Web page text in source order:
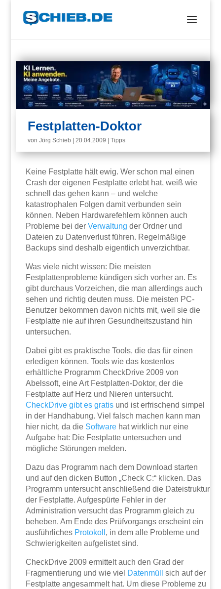
Festplatten-Doktor
vonJörg Schieb |20.04.2009 |Tipps
Keine Festplatte hält ewig. Wer schon mal einen
Crash der eigenen Festplatte erlebt hat, weiß wie
schnell das gehen kann – und welche
katastrophalen Folgen damit verbunden sein
können. Neben Hardwarefehlern können auch
Probleme bei derVerwaltung der Ordner und
Dateien zu Datenverlust führen. Regelmäßige
Backups sind deshalb eigentlich unverzichtbar.
Was viele nicht wissen: Die meisten
Festplattenprobleme kündigen sich vorher an. Es
gibt durchaus Vorzeichen, die man allerdings auch
sehen und richtig deuten muss. Die meisten PC-
Benutzer bekommen davon nichts mit, weil sie die
Festplatte nie auf ihren Gesundheitszustand hin
untersuchen.
Dabei gibt es praktische Tools, die das für einen
erledigen können. Tools wie das kostenlos
erhältliche Programm CheckDrive 2009 von
Abelssoft, eine Art Festplatten-Doktor, der die
Festplatte auf Herz und Nieren untersucht.
CheckDrive gibt es gratis und ist erfrischend simpel
in der Handhabung. Viel falsch machen kann man
hier nicht, da die Software hat wirklich nur eine
Aufgabe hat: Die Festplatte untersuchen und
mögliche Störungen melden.
Dazu das Programm nach dem Download starten
und auf den dicken Button „Check C:“ klicken. Das
Programm untersucht anschließend die Dateistruktur
der Festplatte. Aufgespürte Fehler in der
Administration versucht das Programm gleich zu
beheben. Am Ende des Prüfvorgangs erscheint ein
ausführliches Protokoll , in dem alle Probleme und
Schwierigkeiten aufgelistet sind.
CheckDrive 2009 ermittelt auch den Grad der
Fragmentierung und wie viel Datenmüll
sich auf der
Festplatte angesammelt hat. Um diese Probleme zu